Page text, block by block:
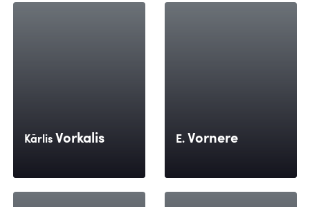
Kārlis Vorkalis E. Vornere